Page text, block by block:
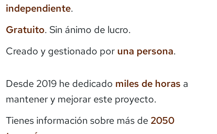
independiente.
Gratuito. Sin ánimo de lucro.
Creado y gestionado por una persona.
Desde 2019 he dedicado miles de horas a
mantener y mejorar este proyecto.
Tienes información sobre más de 2050